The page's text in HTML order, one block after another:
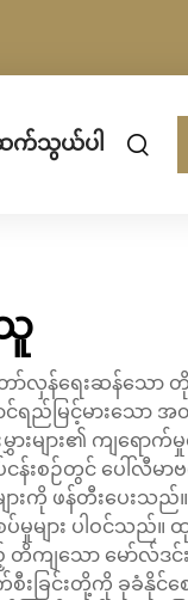
ဆက်သွယ်ပါ
ော်လှန်ရေးဆန်သေ
ည်မြင့်မားသော အ
းများ၏ ကျရော
စဉ်တွင် ပေါ်လီမာဗစ်
ားကို ဖန်တီးပေးသည်
ပ်မှုများ ပါဝင်သည်
တိကျသော မော်လ်ဒ
စီးခြင်းတို့ကို ခုခံနိုင်စ